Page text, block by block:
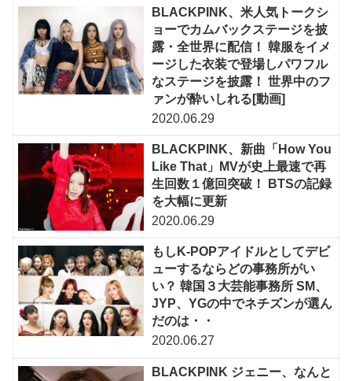
BLACKPINK、米人気トークシ
ョーでカムバックステージを披
露・全世界に配信！ 韓服をイメ
ージした衣装で登場しパワフル
なステージを披露！ 世界中のフ
ァンが酔いしれる[動画]
2020.06.29
BLACKPINK、新曲「How You
Like That」MVが史上最速で再
生回数１億回突破！ BTSの記録
を大幅に更新
2020.06.29
もしK-POPアイドルとしてデビ
ューするならどの事務所がい
い？ 韓国３大芸能事務所 SM、
JYP、YGの中でネチズンが選ん
だのは・・
2020.06.27
BLACKPINK ジェニー、なんと